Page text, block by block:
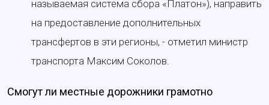
называемая система сбора «Платон»), направить
на предоставление дополнительных
трансфертов в эти регионы, - отметил министр
транспорта Максим Соколов.
Смогут ли местные дорожники грамотно